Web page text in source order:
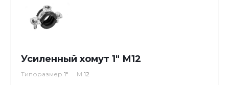
Усиленный хомут 1" М12
Типоразмер 1" М 12